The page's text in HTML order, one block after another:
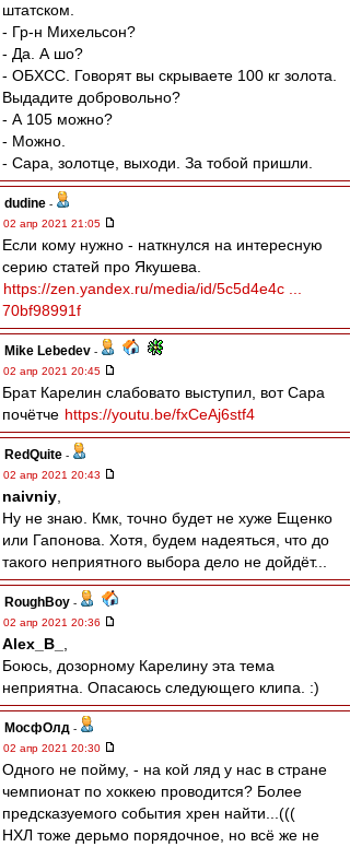
штатском.
- Гр-н Михельсон?
- Да. А шо?
- ОБХСС. Говорят вы скрываете 100 кг золота.
Выдадите добровольно?
- А 105 можно?
- Можно.
- Сара, золотце, выходи. За тобой пришли.
dudine -
02 апр 2021 21:05
Если кому нужно - наткнулся на интересную
серию статей про Якушева.
https://zen.yandex.ru/media/id/5c5d4e4c ...
70bf98991f
Mike Lebedev -
02 апр 2021 20:45
Брат Карелин слабовато выступил, вот Сара
почётче https://youtu.be/fxCeAj6stf4
RedQuite -
02 апр 2021 20:43
naivniy
Ну не знаю. Кмк, точно будет не хуже Ещенко
или Гапонова. Хотя, будем надеяться, что до
такого неприятного выбора дело не дойдёт...
RoughBoy -
02 апр 2021 20:36
Alex_B_
Боюсь, дозорному Карелину эта тема
неприятна. Опасаюсь следующего клипа. :)
МосфОлд -
02 апр 2021 20:30
Одного не пойму, - на кой ляд у нас в стране
чемпионат по хоккею проводится? Более
предсказуемого события хрен найти...(((
НХЛ тоже дерьмо порядочное, но всё же не